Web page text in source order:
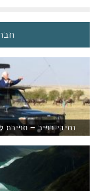
נתיבי כפיר – תפירת